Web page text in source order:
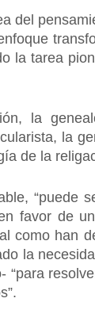
del
la tarea
la
la
de la
“puede
favor de
como han
la